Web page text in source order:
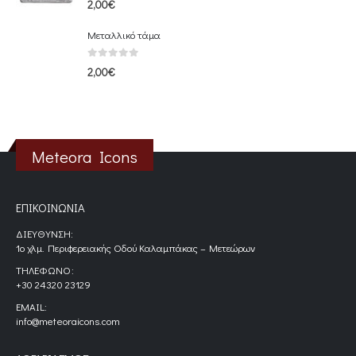
2,00€
Μεταλλικό τάμα
2,00€
Meteora Icons
ΕΠΙΚΟΙΝΩΝΊΑ
ΔΙΕΎΘΥΝΣΗ:
1ο χλμ. Περιφερειακής Οδού Καλαμπάκας – Μετεώρων
ΤΗΛΈΦΩΝΟ:
+30 24320 23129
EMAIL:
info@meteoraicons.com